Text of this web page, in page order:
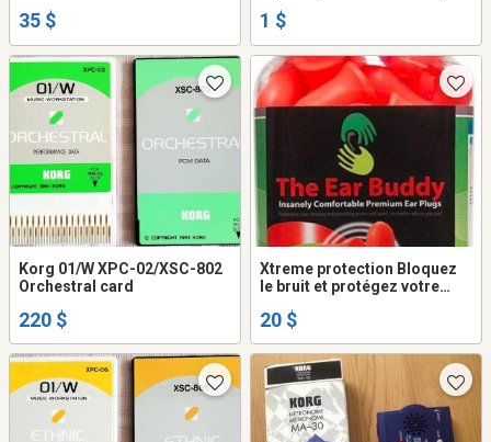
VICTOR.
35 $ 1 $
Korg 01/W XPC-02/XSC-802
Orchestral card
220 $
Xtreme protection Bloquez
le bruit et protégez votre
20 $